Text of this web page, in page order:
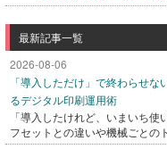
最新記事一覧
2026-08-06
「導入しただけ」で終わらせ
るデジタル印刷運用術
「導入したけれど、いまいち
フセットとの違いや機械ごとの